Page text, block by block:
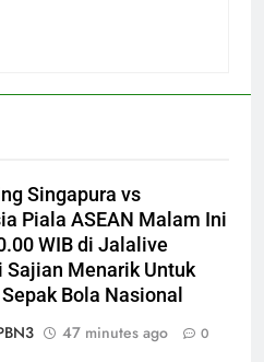
Singapura vs
Piala ASEAN Malam Ini
WIB di Jalalive
Sajian Menarik Untuk
Bola Nasional
47 minutes ago 0